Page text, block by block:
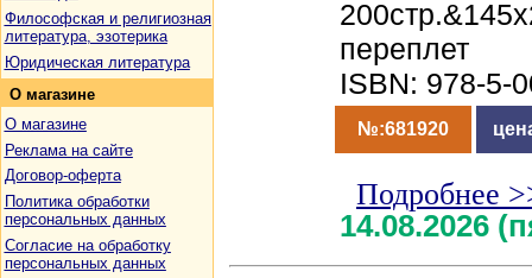
Философская и религиозная
литература, эзотерика
Юридическая литература
О магазине
О магазине
Реклама на сайте
Договор-оферта
Политика обработки
персональных данных
Согласие на обработку
персональных данных
переплет
ISBN: 978-5-
№:681920
Подробнее
14.08.2026